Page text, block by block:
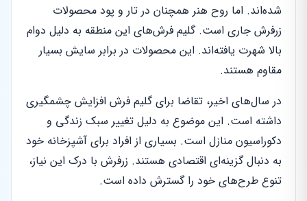
شده‌اند. اما روح هنر همچنان در تار و پود محصولات
زرفرش جاری است. گلیم فرش‌های این منطقه به دلیل دوام
بالا شهرت یافته‌اند. این محصولات در برابر سایش بسیار
مقاوم هستند.
در سال‌های اخیر، تقاضا برای گلیم فرش افزایش چشمگیری
داشته است. این موضوع به دلیل تغییر سبک زندگی و
دکوراسیون منازل است. بسیاری از افراد برای آشپزخانه خود
به دنبال گزینه‌ای اقتصادی هستند. زرفرش با درک این نیاز،
تنوع طرح‌های خود را گسترش داده است.